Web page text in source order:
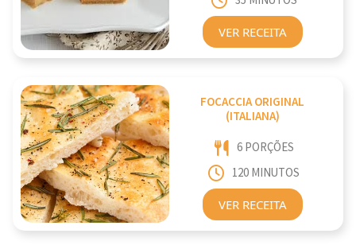
VER RECEITA
FOCACCIA ORIGINAL
(ITALIANA)
6 PORÇÕES
120 MINUTOS
VER RECEITA